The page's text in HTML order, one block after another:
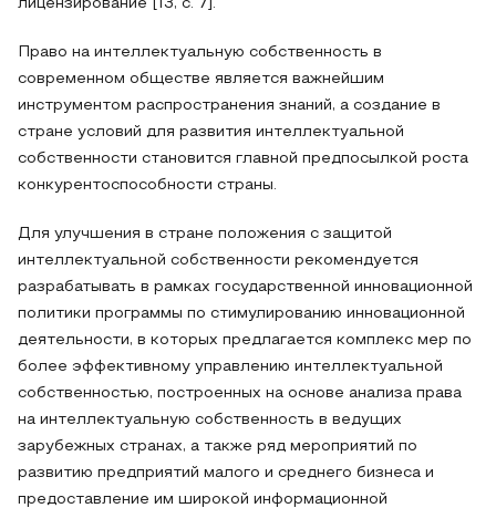
лицензирование [13, с. 7].
Право на интеллектуальную собственность в
современном обществе является важнейшим
инструментом распространения знаний, а создание в
стране условий для развития интеллектуальной
собственности становится главной предпосылкой роста
конкурентоспособности страны.
Для улучшения в стране положения с защитой
интеллектуальной собственности рекомендуется
разрабатывать в рамках государственной инновационной
политики программы по стимулированию инновационной
деятельности, в которых предлагается комплекс мер по
более эффективному управлению интеллектуальной
собственностью, построенных на основе анализа права
на интеллектуальную собственность в ведущих
зарубежных странах, а также ряд мероприятий по
развитию предприятий малого и среднего бизнеса и
предоставление им широкой информационной